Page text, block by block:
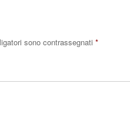
sono contrassegnati *